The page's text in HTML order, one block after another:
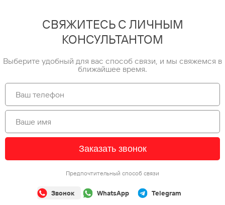
СВЯЖИТЕСЬ С ЛИЧНЫМ
КОНСУЛЬТАНТОМ
Выберите удобный для вас способ связи, и мы свяжемся в
ближайшее время.
Заказать звонок
Предпочтительный способ связи
Звонок WhatsApp Telegram